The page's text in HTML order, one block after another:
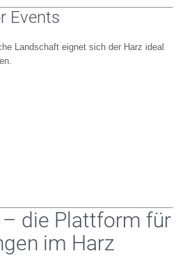
Events
Landschaft eignet sich der Harz ideal
– die Plattform für
im Harz